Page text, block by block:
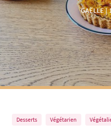
GAËLLE |
Desserts Végétarien